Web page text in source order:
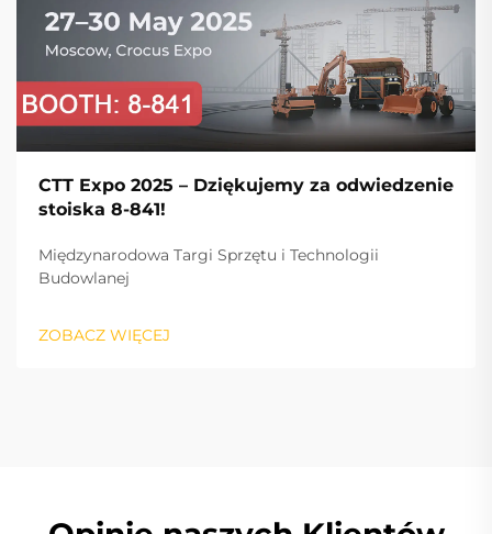
CTT Expo 2025 – Dziękujemy za odwiedzenie
stoiska 8-841!
Międzynarodowa Targi Sprzętu i Technologii
Budowlanej
ZOBACZ WIĘCEJ